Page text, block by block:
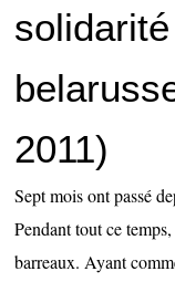
2011)
Sept mois ont passé
Pendant tout ce
barreaux. Ayant